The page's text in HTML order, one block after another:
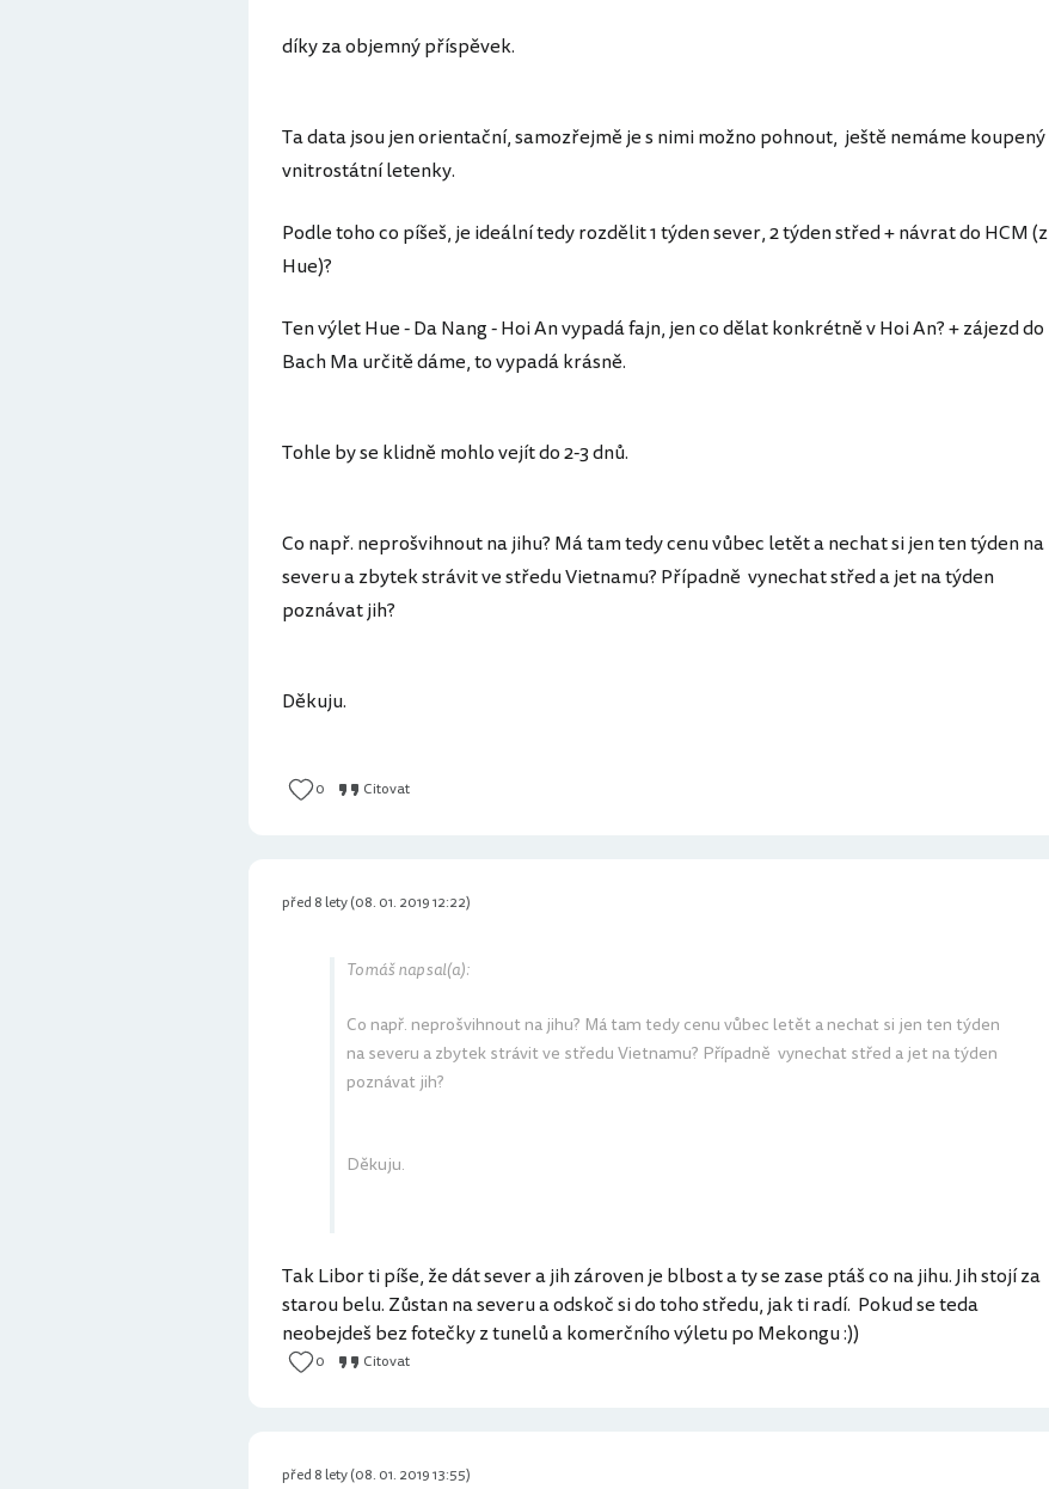
díky za objemný příspěvek.
Ta data jsou jen orientační, samozřejmě je s nimi možno pohnout, ještě nemáme koupený
vnitrostátní letenky.
Podle toho co píšeš, je ideální tedy rozdělit 1 týden sever, 2 týden střed + návrat do HCM (z
Hue)?
Ten výlet Hue - Da Nang - Hoi An vypadá fajn, jen co dělat konkrétně v Hoi An? + zájezd do
Bach Ma určitě dáme, to vypadá krásně.
Tohle by se klidně mohlo vejít do 2-3 dnů.
Co např. neprošvihnout na jihu? Má tam tedy cenu vůbec letět a nechat si jen ten týden na
severu a zbytek strávit ve středu Vietnamu? Případně vynechat střed a jet na týden
poznávat jih?
Děkuju.
0 Citovat
Tomáš napsal(a):
Co např. neprošvihnout na jihu? Má tam tedy cenu vůbec letět a nechat si jen ten týden
na severu a zbytek strávit ve středu Vietnamu? Případně vynechat střed a jet na týden
poznávat jih?
Děkuju.
Tak Libor ti píše, že dát sever a jih zároven je blbost a ty se zase ptáš co na jihu. Jih stojí za
starou belu. Zůstan na severu a odskoč si do toho středu, jak ti radí. Pokud se teda
neobejdeš bez fotečky z tunelů a komerčního výletu po Mekongu :))
0 Citovat
před 8 lety (08. 01. 2019 12:22)
před 8 lety (08. 01. 2019 13:55)